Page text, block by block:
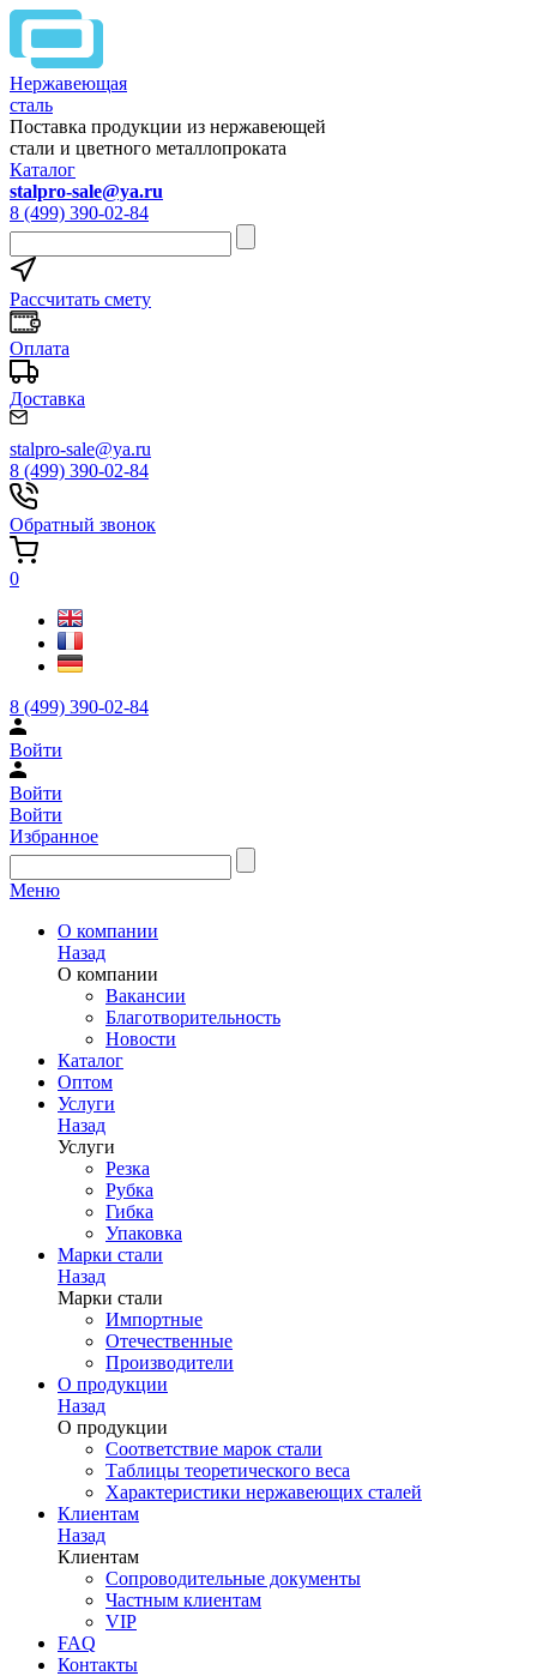
Нержавеющая
сталь
Поставка продукции из нержавеющей
стали и цветного металлопроката
Каталог
stalpro-sale@ya.ru
8 (499) 390-02-84
Рассчитать смету
Оплата
Доставка
stalpro-sale@ya.ru
8 (499) 390-02-84
Обратный звонок
0
8 (499) 390-02-84
Войти
Войти
Войти
Избранное
Меню
О компании
Назад
О компании
Вакансии
Благотворительность
Новости
Каталог
Оптом
Услуги
Назад
Услуги
Резка
Рубка
Гибка
Упаковка
Марки стали
Назад
Марки стали
Импортные
Отечественные
Производители
О продукции
Назад
О продукции
Соответствие марок стали
Таблицы теоретического веса
Характеристики нержавеющих сталей
Клиентам
Назад
Клиентам
Сопроводительные документы
Частным клиентам
VIP
FAQ
Контакты